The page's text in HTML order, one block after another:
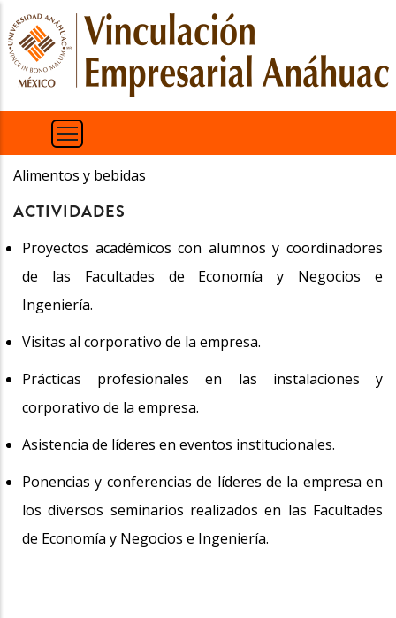
Pasar
al
contenido
principal
Alimentos y bebidas
ACTIVIDADES
Proyectos académicos con alumnos y coordinadores
de las Facultades de Economía y Negocios e
Ingeniería.
Visitas al corporativo de la empresa.
Prácticas profesionales en las instalaciones y
corporativo de la empresa.
Asistencia de líderes en eventos institucionales.
Ponencias y conferencias de líderes de la empresa en
los diversos seminarios realizados en las Facultades
de Economía y Negocios e Ingeniería.